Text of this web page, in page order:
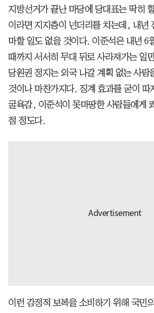
지방선거가 끝난 마당에 당대표는 딱히
이라면 지지층이 넌더리를 치는데, 내년
마할 일도 없을 것이다. 이준석은 내년 6
때까지 서서히 무대 뒤로 사라져가는 일
당원권 정지는 외국 나갈 계획 없는 사람
것이나 마찬가지다. 징계 효과를 굳이 따
굴욕감, 이준석이 못마땅한 사람들에게
점 정도다.
이런 감정적 보복을 소비하기 위해 국민